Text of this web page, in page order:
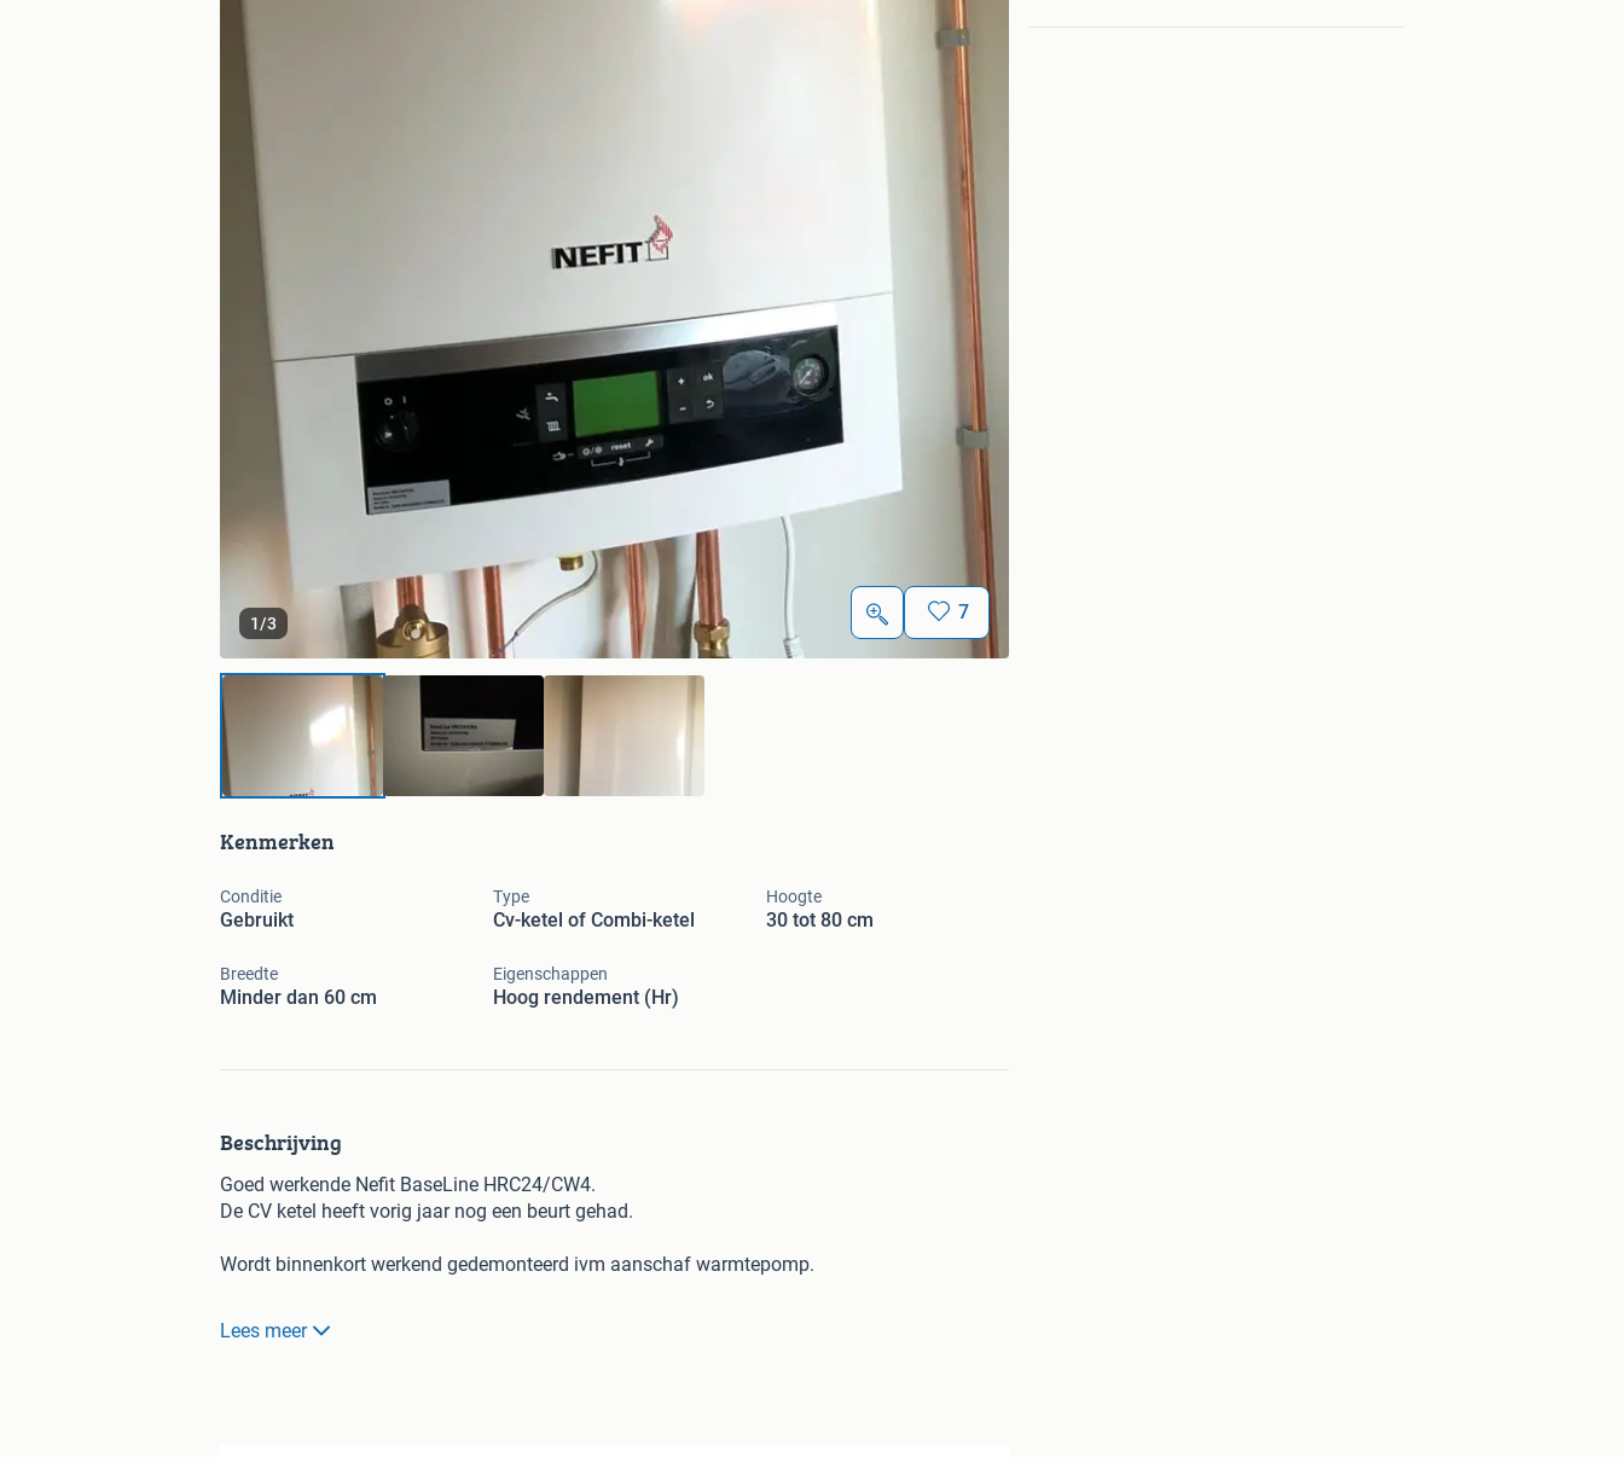
1/3 7
Kenmerken
Conditie
Gebruikt
Type
Cv-ketel of Combi-ketel
Hoogte
30 tot 80 cm
Breedte
Minder dan 60 cm
Eigenschappen
Hoog rendement (Hr)
Beschrijving
Goed werkende Nefit BaseLine HRC24/CW4.
De CV ketel heeft vorig jaar nog een beurt gehad.
Wordt binnenkort werkend gedemonteerd ivm aanschaf warmtepomp.
Eventueel ook nog een nieuwe circulatiepomp beschikbaar.
Lees meer